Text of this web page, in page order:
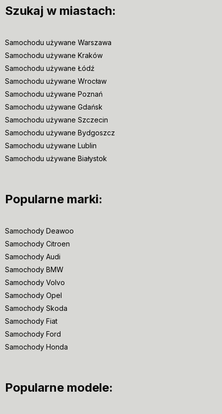
Szukaj w miastach:
Samochodu używane Warszawa
Samochodu używane Kraków
Samochodu używane Łódź
Samochodu używane Wrocław
Samochodu używane Poznań
Samochodu używane Gdańsk
Samochodu używane Szczecin
Samochodu używane Bydgoszcz
Samochodu używane Lublin
Samochodu używane Białystok
Popularne marki:
Samochody Deawoo
Samochody Citroen
Samochody Audi
Samochody BMW
Samochody Volvo
Samochody Opel
Samochody Skoda
Samochody Fiat
Samochody Ford
Samochody Honda
Popularne modele: